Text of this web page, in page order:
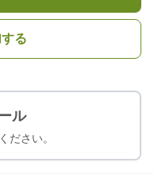
る
ル
ださい。